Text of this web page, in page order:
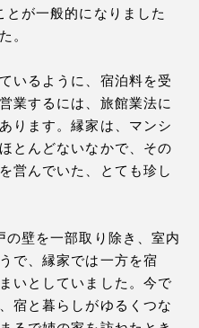
が一般的になりました
。
いるように、宿泊料を受
業するには、旅館業法に
ります。縁家は、マンシ
とんどないなかで、その
営んでいた、とても珍し
壁を一部取り除き、室内
で、縁家では一方を宿
いとしていました。今で
宿と暮らしがゆるくつな